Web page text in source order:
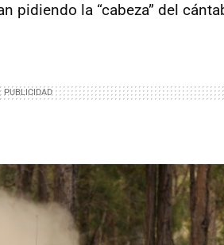
pidiendo la “cabeza” del